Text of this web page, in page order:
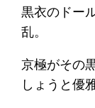
黒衣のドー
乱。
京極がその
しょうと優